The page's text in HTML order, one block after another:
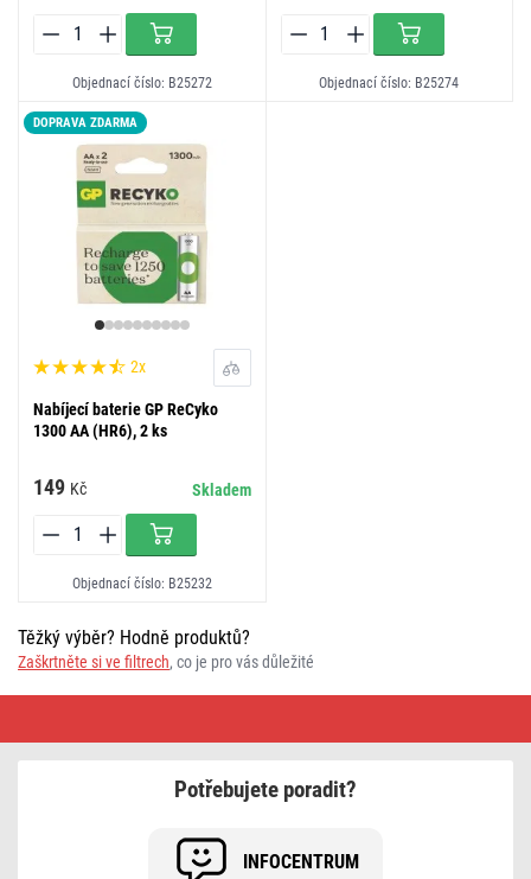
Objednací číslo: B25272 Objednací číslo: B25274
DOPRAVA ZDARMA
2x
Nabíjecí baterie GP ReCyko
1300 AA (HR6), 2 ks
149 Kč Skladem
Objednací číslo: B25232
Těžký výběr? Hodně produktů?
Zaškrtněte si ve filtrech, co je pro vás důležité
Potřebujete poradit?
INFOCENTRUM